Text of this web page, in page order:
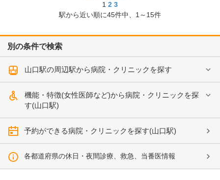
1 2 3
駅から近い順に45件中、 1～15件
別の条件で検索
山口駅の周辺駅から病院・クリニックを探す
機能・特徴(女性医師など)から病院・クリニックを探
す(山口駅)
予約ができる病院・クリニックを探す(山口駅)
各都道府県の休日・夜間診療、救急、当番医情報